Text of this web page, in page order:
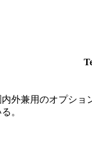
外兼用のオプシ
。